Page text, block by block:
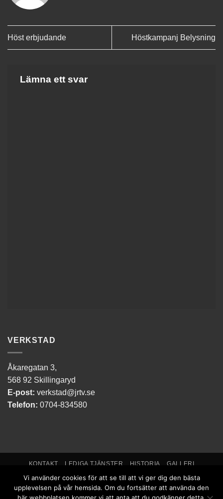
Höst erbjudande Höstkampanj Belysning
Lämna ett svar
VERKSTAD
Åkaregatan 3,
568 92 Skillingaryd
E-post: verkstad@jrtv.se
Telefon: 0704-834580
KONTAKT LEDIGA TJÄNSTER HISTORIA GALLERI
Copyright 2026 © Jimmy Rosenqvist Transport AB
Vi använder cookies för att se till att vi ger dig den bästa
upplevelsen på vår hemsida. Om du fortsätter att använda den